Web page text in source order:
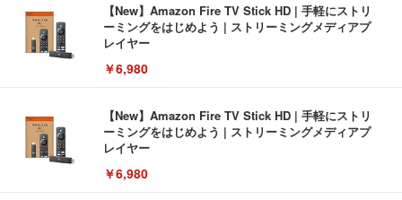
【New】Amazon Fire TV Stick HD | 手軽にストリ
ーミングをはじめよう | ストリーミングメディアプ
レイヤー
￥6,980
【New】Amazon Fire TV Stick HD | 手軽にストリ
ーミングをはじめよう | ストリーミングメディアプ
レイヤー
￥6,980